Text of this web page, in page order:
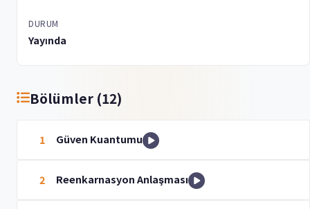
DURUM
Yayında
Bölümler (12)
1 Güven Kuantumu
2 Reenkarnasyon Anlaşması